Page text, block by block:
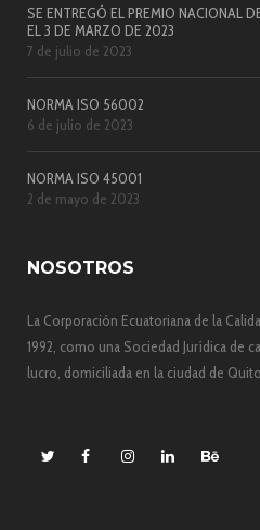
SE ENTREGÓ EL PREMIO NACIONAL
EL 3 DE MARZO DE 2023
7 de julio de 2023
NORMA ISO 56002
6 de julio de 2023
NORMA ISO 45001
2 de mayo de 2023
NOSOTROS
La Corporación Ecuatoriana de la
1992, como una Sociedad Jurídica de
lucro, domiciliada en la ciudad de